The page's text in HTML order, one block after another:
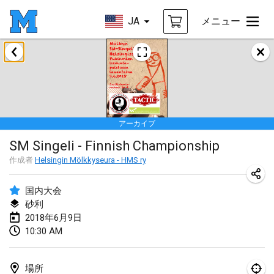
JA メニュー
アーカイブ
SM Singeli - Finnish Championship
作成者 Helsingin Mölkkyseura - HMS ry
国内大会
砂利
2018年6月9日
10:30 AM
場所
2018年1月
Open des rois de Mölkky
フランス
Individuel du Garo
2018年1月21日| フランス
Tournoi d'Hiver
2018年1月27日
Tournoi de Mölkky - Lesfous Dubâtonvaigeois
2018年1月27日
2018年2月